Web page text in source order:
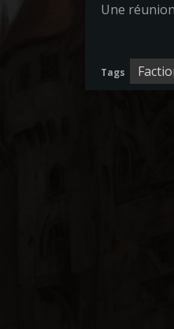
Une
Tags